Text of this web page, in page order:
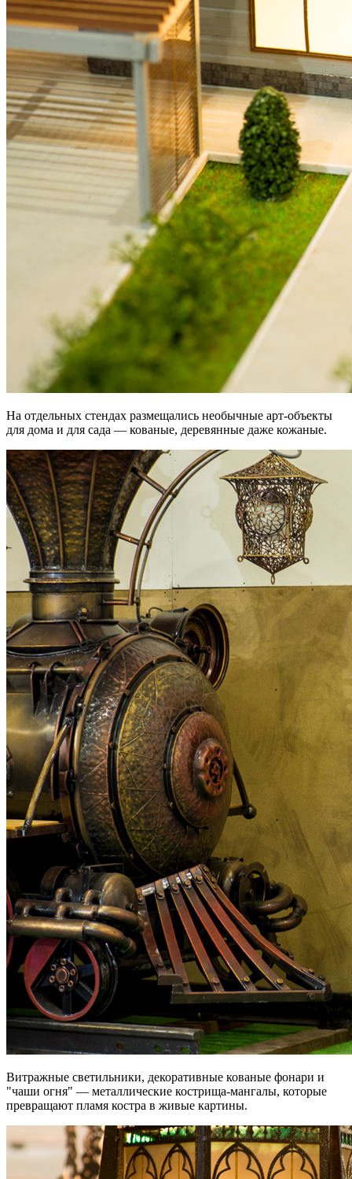
На отдельных стендах размещались необычные арт-объекты
для дома и для сада — кованые, деревянные даже кожаные.
Витражные светильники, декоративные кованые фонари и
"чаши огня" — металлические кострища-мангалы, которые
превращают пламя костра в живые картины.